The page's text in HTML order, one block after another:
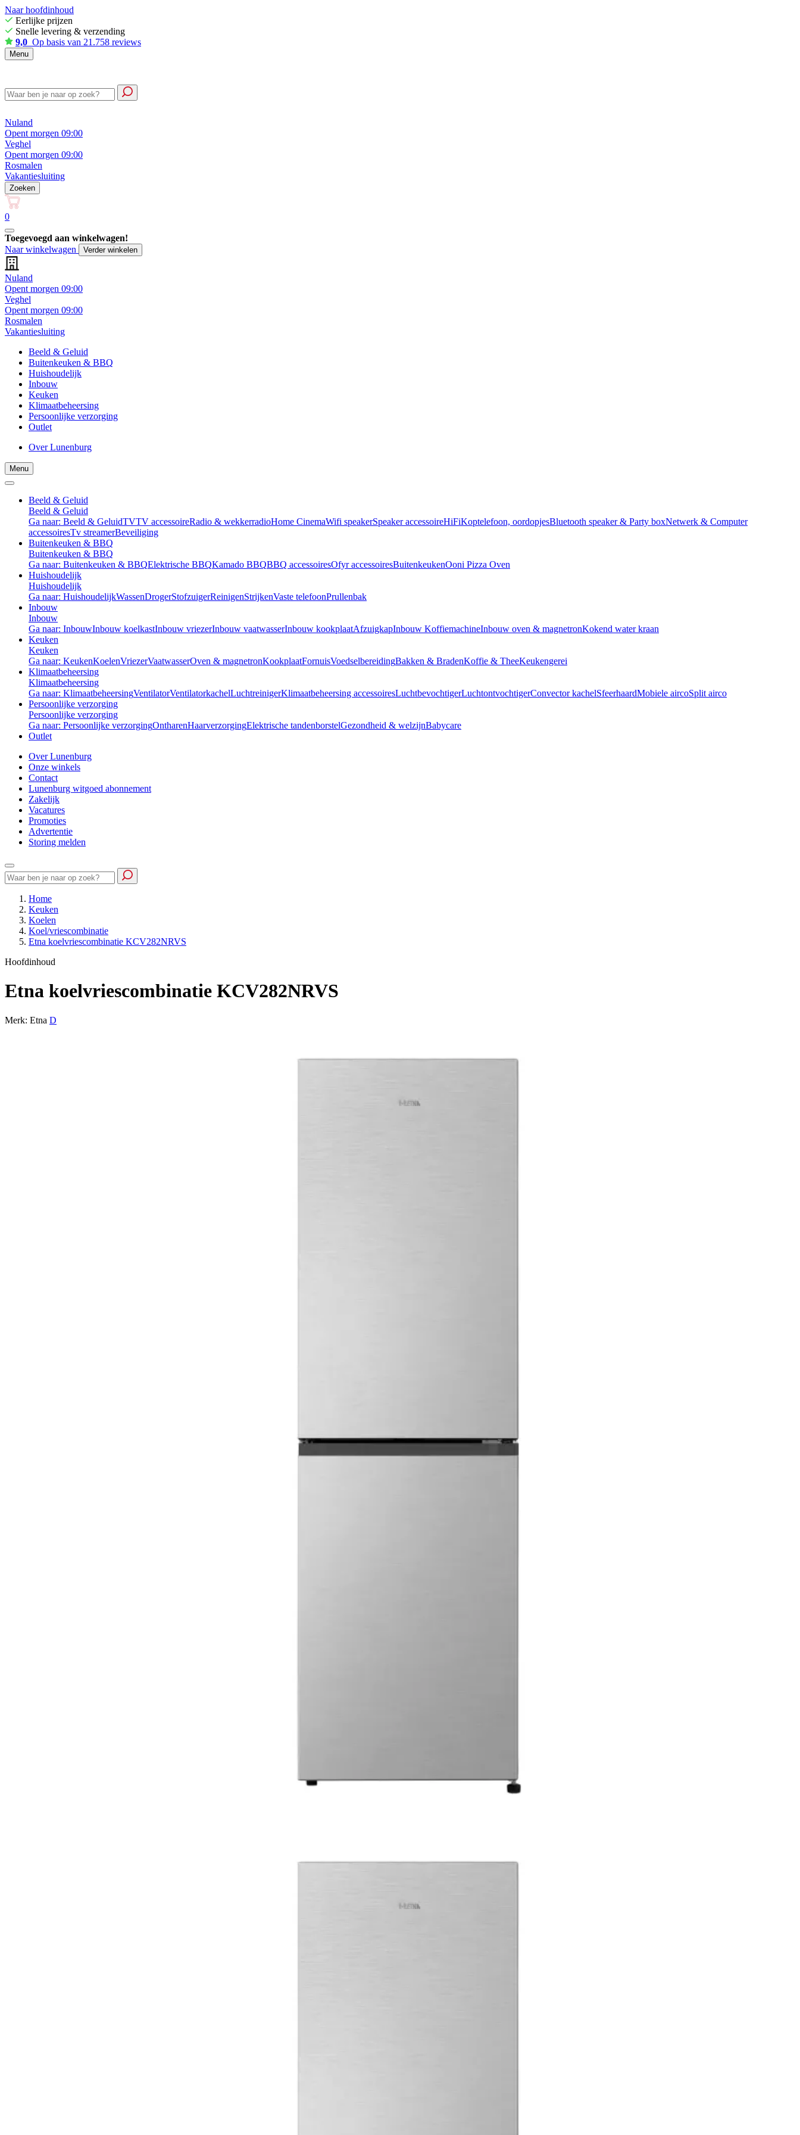
Naar hoofdinhoud
Eerlijke prijzen
Snelle levering & verzending
9,0 Op basis van 21.758 reviews
Menu
Nuland
Opent morgen 09:00
Veghel
Opent morgen 09:00
Rosmalen
Vakantiesluiting
Zoeken
0
Toegevoegd aan winkelwagen!
Naar winkelwagen
Verder winkelen
Nuland
Opent morgen 09:00
Veghel
Opent morgen 09:00
Rosmalen
Vakantiesluiting
Beeld & Geluid
Buitenkeuken & BBQ
Huishoudelijk
Inbouw
Keuken
Klimaatbeheersing
Persoonlijke verzorging
Outlet
Over Lunenburg
Menu
Beeld & Geluid
Beeld & Geluid
Ga naar: Beeld & GeluidTVTV accessoireRadio & wekkerradioHome CinemaWifi speakerSpeaker accessoireHiFiKoptelefoon, oordopjesBluetooth speaker & Party boxNetwerk & Computer
accessoiresTv streamerBeveiliging
Buitenkeuken & BBQ
Buitenkeuken & BBQ
Ga naar: Buitenkeuken & BBQElektrische BBQKamado BBQBBQ accessoiresOfyr accessoiresBuitenkeukenOoni Pizza Oven
Huishoudelijk
Huishoudelijk
Ga naar: HuishoudelijkWassenDrogerStofzuigerReinigenStrijkenVaste telefoonPrullenbak
Inbouw
Inbouw
Ga naar: InbouwInbouw koelkastInbouw vriezerInbouw vaatwasserInbouw kookplaatAfzuigkapInbouw KoffiemachineInbouw oven & magnetronKokend water kraan
Keuken
Keuken
Ga naar: KeukenKoelenVriezerVaatwasserOven & magnetronKookplaatFornuisVoedselbereidingBakken & BradenKoffie & TheeKeukengerei
Klimaatbeheersing
Klimaatbeheersing
Ga naar: KlimaatbeheersingVentilatorVentilatorkachelLuchtreinigerKlimaatbeheersing accessoiresLuchtbevochtigerLuchtontvochtigerConvector kachelSfeerhaardMobiele aircoSplit airco
Persoonlijke verzorging
Persoonlijke verzorging
Ga naar: Persoonlijke verzorgingOntharenHaarverzorgingElektrische tandenborstelGezondheid & welzijnBabycare
Outlet
Over Lunenburg
Onze winkels
Contact
Lunenburg witgoed abonnement
Zakelijk
Vacatures
Promoties
Advertentie
Storing melden
Home
Keuken
Koelen
Koel/vriescombinatie
Etna koelvriescombinatie KCV282NRVS
Hoofdinhoud
Etna koelvriescombinatie KCV282NRVS
Merk: Etna D